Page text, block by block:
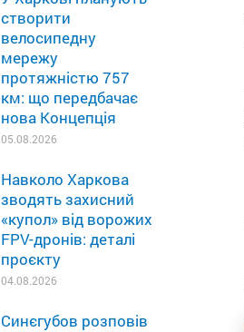
створити
велосипедну
мережу
протяжністю 757
км: що передбачає
нова Концепція
05.08.2026
Навколо Харкова
зводять захисний
«купол» від ворожих
FPV-дронів: деталі
проєкту
04.08.2026
Синєгубов розповів